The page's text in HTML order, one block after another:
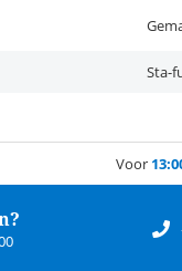
Sta-
Voor